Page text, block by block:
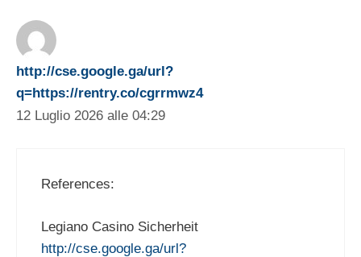
http://cse.google.ga/url?
q=https://rentry.co/cgrrmwz4
12 Luglio 2026 alle 04:29
References:
Legiano Casino Sicherheit
http://cse.google.ga/url?